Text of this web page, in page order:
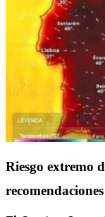
Riesgo extremo